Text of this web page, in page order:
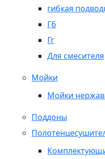
гибкая
Гб
Гг
Для смесителя
Мойки
Мойки
Поддоны